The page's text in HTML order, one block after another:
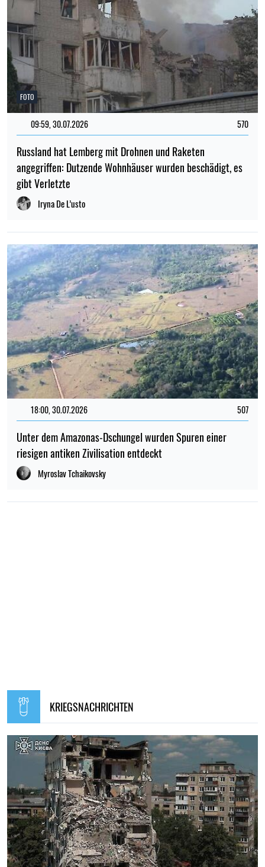
FOTO
09:59, 30.07.2026 570
Russland hat Lemberg mit Drohnen und Raketen
angegriffen: Dutzende Wohnhäuser wurden beschädigt, es
gibt Verletzte
Iryna De L’usto
18:00, 30.07.2026 507
Unter dem Amazonas-Dschungel wurden Spuren einer
riesigen antiken Zivilisation entdeckt
Myroslav Tchaikovsky
KRIEGSNACHRICHTEN